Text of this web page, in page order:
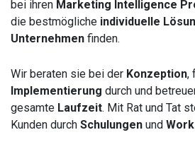
bei ihren Marketing Intelligence
die bestmögliche individuelle
Unternehmen finden.
Wir beraten sie bei der Konzeption,
Implementierung durch und
gesamte Laufzeit. Mit Rat und Tat
Kunden durch Schulungen und